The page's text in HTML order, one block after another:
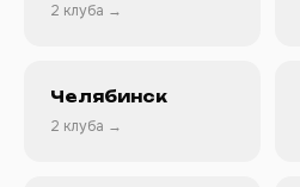
2 клуба →
Челябинск
2 клуба →